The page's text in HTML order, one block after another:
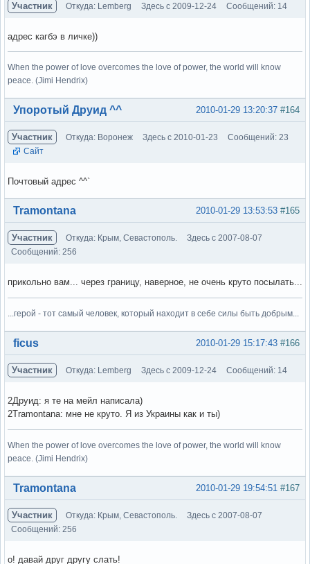
Участник Откуда: Lemberg Здесь с 2009-12-24 Сообщений: 14
адрес кагбэ в личке))
When the power of love overcomes the love of power, the world will know
peace. (Jimi Hendrix)
Вне форума #164
2010-01-29 13:20:37
Упоротый Друид ^^
Участник Откуда: Воронеж Здесь с 2010-01-23
Сообщений: 23
Сайт
Почтовый адрес ^^`
Вне форума #165
2010-01-29 13:53:53
Tramontana
Участник Откуда: Крым, Севастополь.
Здесь с 2007-08-07
Сообщений: 256
прикольно вам... через границу, наверное, не очень круто посылать...
...герой - тот самый человек, который находит в себе силы быть добрым...
Вне форума #166
2010-01-29 15:17:43
ficus
Участник Откуда: Lemberg Здесь с 2009-12-24 Сообщений: 14
2Друид: я те на мейл написала)
2Tramontana: мне не круто. Я из Украины как и ты)
When the power of love overcomes the love of power, the world will know
peace. (Jimi Hendrix)
Вне форума #167
2010-01-29 19:54:51
Tramontana
Участник Откуда: Крым, Севастополь.
Здесь с 2007-08-07
Сообщений: 256
о! давай друг другу слать!